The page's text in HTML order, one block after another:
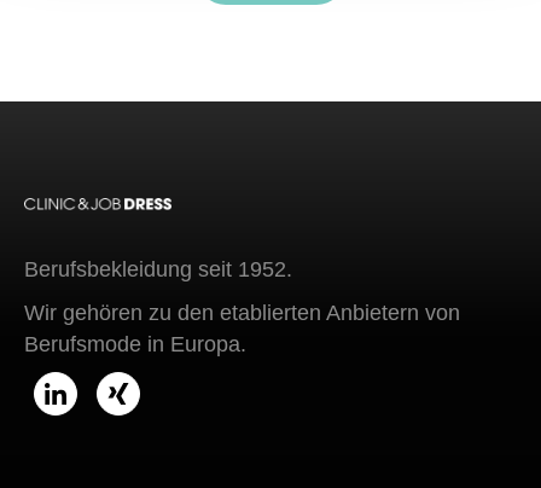
Berufsbekleidung seit 1952.
Wir gehören zu den etablierten Anbietern von
Berufsmode in Europa.